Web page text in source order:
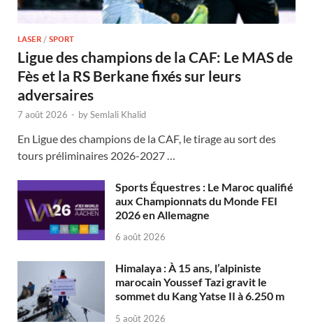
LASER / SPORT
Ligue des champions de la CAF: Le MAS de
Fès et la RS Berkane fixés sur leurs
adversaires
7 août 2026 - bySemlali Khalid
En Ligue des champions de la CAF, le tirage au sort des
tours préliminaires 2026-2027 …
Sports Équestres : Le Maroc qualifié
aux Championnats du Monde FEI
2026 en Allemagne
6 août 2026
Himalaya : À 15 ans, l’alpiniste
marocain Youssef Tazi gravit le
sommet du Kang Yatse II à 6.250 m
5 août 2026